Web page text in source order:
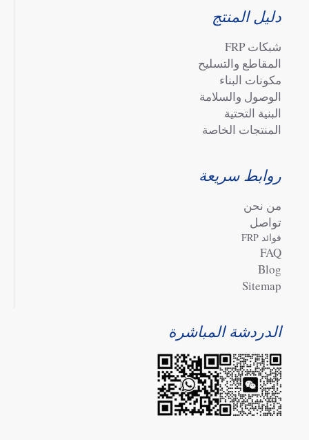
دليل المنتج
شبكات FRP
المقاطع والتسليح
مكونات البناء
الوصول والسلامة
البنية التحتية
المنتجات الخاصة
روابط سريعة
من نحن
تواصل
فوائد FRP
FAQ
Blog
Sitemap
الدردشة المباشرة